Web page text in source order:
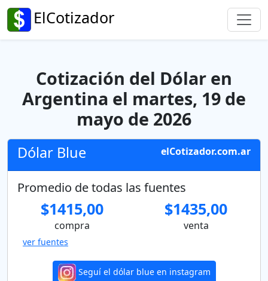
ElCotizador
Cotización del Dólar en
Argentina el martes, 19 de
mayo de 2026
Dólar Blue elCotizador.com.ar
Promedio de todas las fuentes
$1415,00
compra
$1435,00
venta
ver fuentes
Seguí el dólar blue en instagram